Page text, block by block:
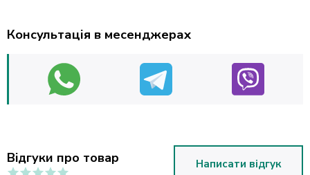
Консультація в месенджерах
Відгуки про товар Написати відгук